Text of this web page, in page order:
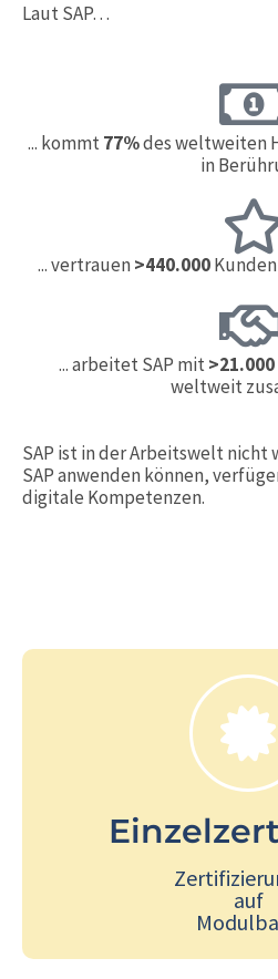
Laut SAP…
... kommt77%des weltweiten
in
... vertrauen >440.000Kunden
... arbeitet SAP mit>21.000
weltweit
SAP ist in der Arbeitswelt nicht
SAP anwenden können,
digitale Kompetenzen.
auf